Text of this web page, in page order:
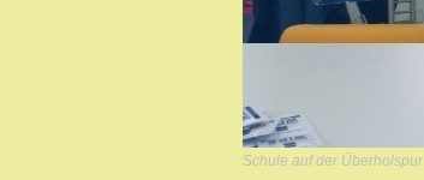
Schule auf der Überholspur